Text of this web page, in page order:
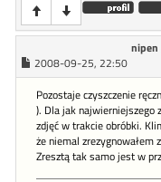
nipen
2008-09-25, 22:50
Pozostaje czyszczenie
). Dla jak najwierniejszego
zdjęć w trakcie obróbki.
że niemal zrezygnowałem
Zresztą tak samo jest w